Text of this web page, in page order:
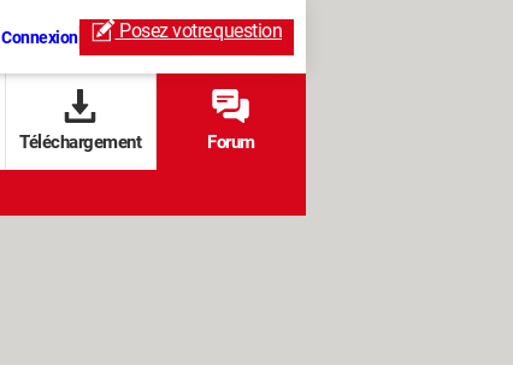
Connexion Posez votrequestion
Téléchargement Forum